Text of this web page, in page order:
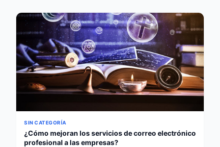
SIN CATEGORÍA
¿Cómo mejoran los servicios de correo electrónico
profesional a las empresas?